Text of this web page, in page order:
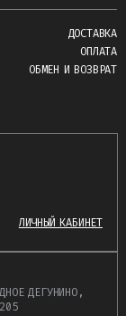
ДОСТАВКА
ОПЛАТА
ОБМЕН И ВОЗВРАТ
ЛИЧНЫЙ КАБИНЕТ
ДЕГУНИНО,